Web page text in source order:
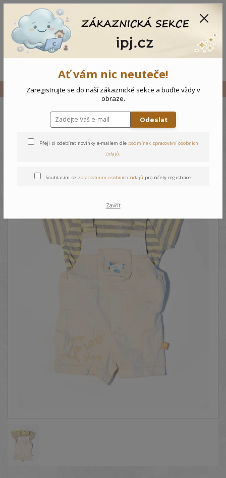
Vše Kojenecký komplet Letadlo
Kojenecký komplet Letadlo
Ať vám nic neuteče!
Zaregistrujte se do naší zákaznické sekce a buďte vždy v
obraze.
Odeslat
Přeji si odebírat novinky e-mailem dle podmínek zpracování osobních
údajů.
Souhlasím se zpracováním osobních údajů pro účely registrace.
Zavřít